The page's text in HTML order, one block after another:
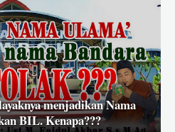
menjadikan Nama
BIL. Kenapa???